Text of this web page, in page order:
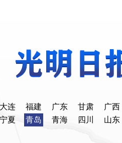
大连 福建 广东 甘肃
广西
宁夏 青岛 青海 四川
山东